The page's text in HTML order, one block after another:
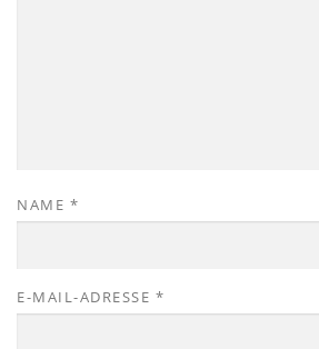
NAME *
E-MAIL-ADRESSE *